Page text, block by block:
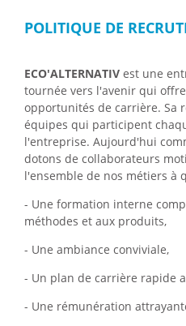
POLITIQUE DE
ECO'ALTERNATIV est une
tournée vers l'avenir qui
opportunités de carrière. Sa
équipes qui participent
l'entreprise. Aujourd'hui
dotons de collaborateurs
l'ensemble de nos métiers à
- Une formation interne
méthodes et aux produits,
- Une ambiance conviviale,
- Un plan de carrière rapide
- Une rémunération